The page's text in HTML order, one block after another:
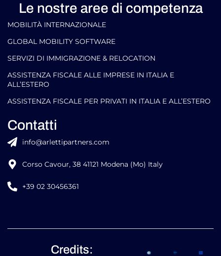
Le nostre aree di competenza
MOBILITÀ INTERNAZIONALE
GLOBAL MOBILITY SOFTWARE​
SERVIZI DI IMMIGRAZIONE & RELOCATION
ASSISTENZA FISCALE ALLE IMPRESE IN ITALIA E
ALL’ESTERO
ASSISTENZA FISCALE PER PRIVATI IN ITALIA E ALL’ESTERO
Contatti
info@arlettipartners.com
Corso Cavour, 38 41121 Modena (Mo) Italy
+39 02 30456361
Credits: